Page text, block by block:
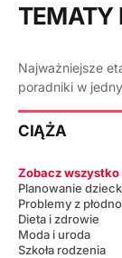
TEMATY
Najważniejsze
poradniki w
CIĄŻA
Zobacz wszystko
Planowanie
Problemy z
Dieta i zdrowie
Moda i uroda
Szkoła rodzenia